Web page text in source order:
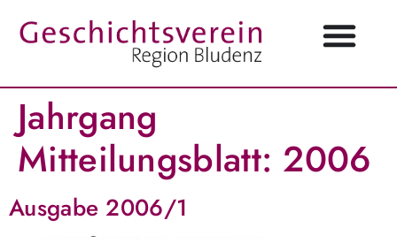
Jahrgang
Mitteilungsblatt: 2006
Ausgabe 2006/1